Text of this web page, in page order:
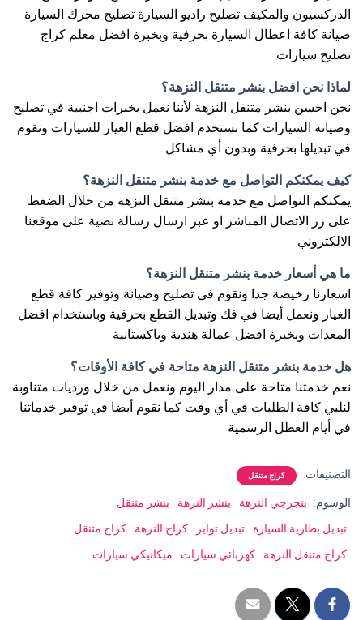
الدركسيون والمكيف تصليح راديو السيارة تصليح محرك السيارة
صيانة كافة اعطال السيارة بحرفية وبخبرة افضل معلم كراج
تصليح سيارات
لماذا نحن افضل بنشر متنقل النزهة؟
نحن احسن بنشر متنقل النزهة لأننا نعمل بخبرات اجنبية في تصليح
وصيانة السيارات كما نستخدم افضل قطع الغيار للسيارات ونقوم
في تبديلها بحرفية وبدون أي مشاكل.
كيف يمكنكم التواصل مع خدمة بنشر متنقل النزهة؟
يمكنكم التواصل مع خدمة بنشر متنقل النزهة من خلال الضغط
على زر الاتصال المباشر او عبر ارسال رسالة نصية على موقعنا
الالكتروني
ما هي أسعار خدمة بنشر متنقل النزهة؟
اسعارنا رخيصة جدا ونقوم في تصليح وصيانة وتوفير كافة قطع
الغيار ونعمل أيضا في فك وتبديل القطع بحرفية وباستخدام افضل
المعدات وبخبرة افضل عمالة هندية وباكستانية
هل خدمة بنشر متنقل النزهة متاحة في كافة الأوقات؟
نعم خدمتنا متاحة على مدار اليوم ونعمل من خلال ورديات متناوبة
لنلبي كافة الطلبات في أي وقت كما نقوم أيضا في توفير خدماتنا
في أيام العطل الرسمية
التصنيفات: كراج متنقل
الوسوم: بنجرجي النزهة بنشر النزهة
بنشر متنقل
تبديل بطارية السيارة
تبديل تواير كراج النزهة
كراج متنقل
كراج متنقل النزهة
كهربائي سيارات ميكانيكي سيارات